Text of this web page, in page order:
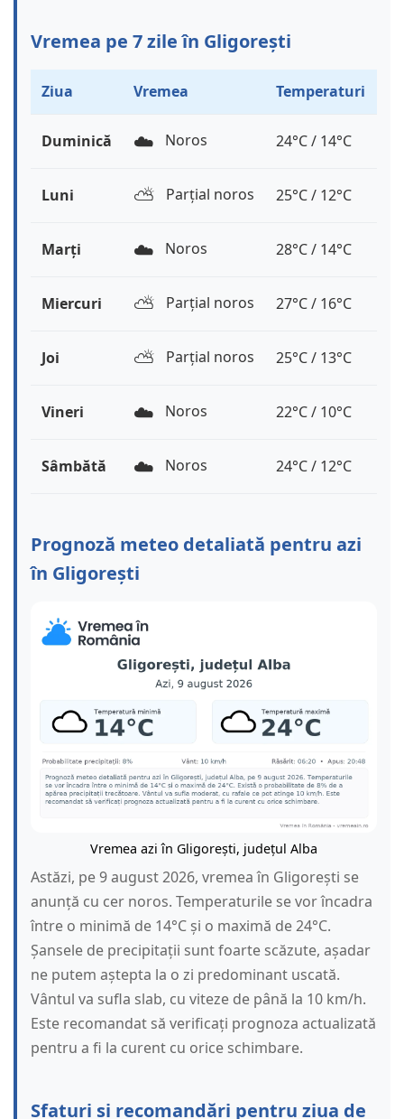
Vremea pe 7 zile în Gligorești
Ziua Vremea Temperaturi
Duminică ☁️ Noros 24°C / 14°C
Luni ⛅️ Parțial noros 25°C / 12°C
Marți ☁️ Noros 28°C / 14°C
Miercuri ⛅️ Parțial noros 27°C / 16°C
Joi ⛅️ Parțial noros 25°C / 13°C
Vineri ☁️ Noros 22°C / 10°C
Sâmbătă ☁️ Noros 24°C / 12°C
Prognoză meteo detaliată pentru azi
în Gligorești
Vremea azi în Gligorești, județul Alba
Astăzi, pe 9 august 2026, vremea în Gligorești se
anunță cu cer noros. Temperaturile se vor încadra
între o minimă de 14°C și o maximă de 24°C.
Șansele de precipitații sunt foarte scăzute, așadar
ne putem aștepta la o zi predominant uscată.
Vântul va sufla slab, cu viteze de până la 10 km/h.
Este recomandat să verificați prognoza actualizată
pentru a fi la curent cu orice schimbare.
Sfaturi și recomandări pentru ziua de